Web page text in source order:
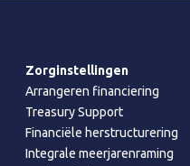
Zorginstellingen
Arrangeren financiering
Treasury Support
Financiële herstructurering
Integrale meerjarenraming